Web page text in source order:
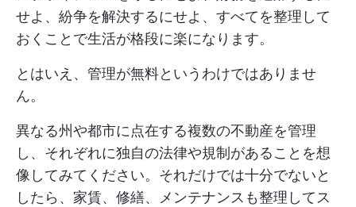
せよ、紛争を解決するにせよ、すべてを整理して
おくことで生活が格段に楽になります。
とはいえ、管理が無料というわけではありませ
ん。
異なる州や都市に点在する複数の不動産を管理
し、それぞれに独自の法律や規制があることを想
像してみてください。それだけでは十分でないと
したら、家賃、修繕、メンテナンスも整理してス